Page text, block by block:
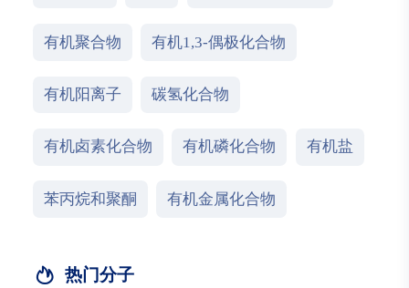
有机聚合物 有机1,3-偶极化合物
有机阳离子 碳氢化合物
有机卤素化合物 有机磷化合物 有机盐
苯丙烷和聚酮 有机金属化合物
热门分子